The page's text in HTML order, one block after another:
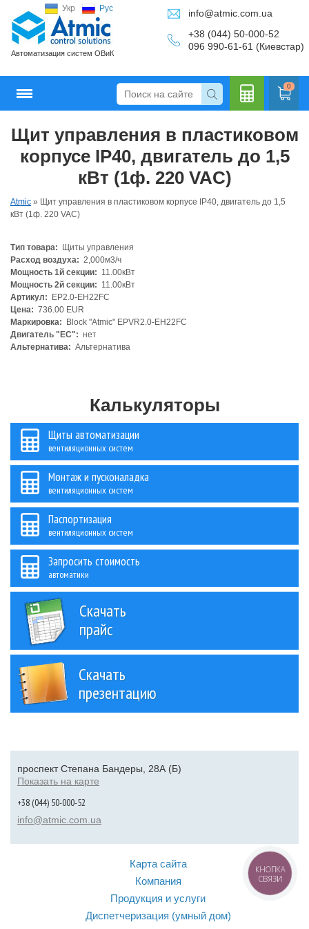
Укр Рус
Автоматизация систем ОВиК
info@atmic.com.ua
+38 (044) 50-000-52
096 990-61-61 (Киевстар)
0
Щит управления в пластиковом
корпусе IP40, двигатель до 1,5
кВт (1ф. 220 VAC)
Atmic » Щит управления в пластиковом корпусе IP40, двигатель до 1,5
кВт (1ф. 220 VAC)
Тип товара:
Щиты управления
Расход воздуха: 2,000м3/ч
Мощность 1й секции: 11.00кВт
Мощность 2й секции: 11.00кВт
Артикул:
EP2.0-EH22FC
Цена: 736.00 EUR
Маркировка:
Block "Atmic" EPVR2.0-EH22FC
Двигатель "ЕС": нет
Альтернатива: Альтернатива
Калькуляторы
Щиты автоматизации
вентиляционных систем
Монтаж и пусконаладка
вентиляционных систем
Паспортизация
вентиляционных систем
Запросить стоимость
автоматики
Скачать
прайс
Скачать
презентацию
проспект Степана Бандеры, 28А (Б)
Показать на карте
+38 (044) 50-000-52
info@atmic.com.ua
Карта сайта
Компания
Продукция и услуги
Диспетчеризация (умный дом)
КНОПКА
СВЯЗИ